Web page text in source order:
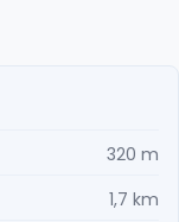
320 m
1,7 km